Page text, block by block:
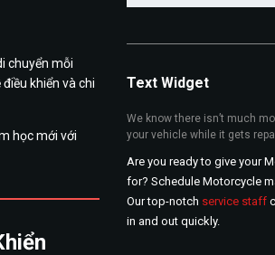
chuyển mỗi
khiển và chi
học mới với
Text Widget
We know there isn’t much
your vehicle while it gets
Are you ready to give your
for? Schedule Motorcycle
Our top-notch service staff
in and out quickly.